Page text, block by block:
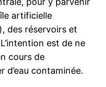
artificielle
des réservoirs et
est de ne
cours de
d’eau contaminée.